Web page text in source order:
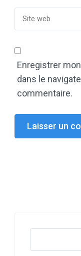
Enregistrer
dans le
commentaire.